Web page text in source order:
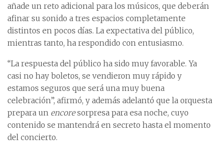
añade un reto adicional para los músicos, que deberán
afinar su sonido a tres espacios completamente
distintos en pocos días. La expectativa del público,
mientras tanto, ha respondido con entusiasmo.
“La respuesta del público ha sido muy favorable. Ya
casi no hay boletos, se vendieron muy rápido y
estamos seguros que será una muy buena
celebración”, afirmó, y además adelantó que la orquesta
prepara un encoresorpresa para esa noche, cuyo
contenido se mantendrá en secreto hasta el momento
del concierto.